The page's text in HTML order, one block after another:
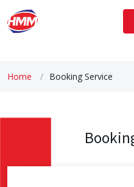
Home Booking Service